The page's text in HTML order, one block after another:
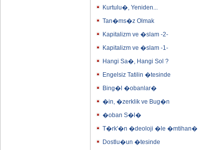
Kurtulu�, Yeniden...
Tan�ms�z Olmak
Kapitalizm ve �slam -2-
Kapitalizm ve �slam -1-
Hangi Sa�, Hangi Sol ?
Engelsiz Tatilin �tesinde
Bing�l �obanlar�
�in, �zerklik ve Bug�n
�oban S�l�
T�rk'�n �deoloji �le �mtihan�
Dostlu�un �tesinde